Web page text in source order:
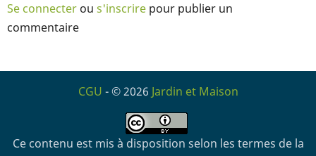
Se connecter ou s'inscrire pour publier un
commentaire
CGU - © 2026 Jardin et Maison
Ce contenu est mis à disposition selon les termes de la